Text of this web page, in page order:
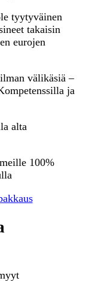
tyytyväinen
takaisin
eurojen
välikäsiä –
ja
alta
100%